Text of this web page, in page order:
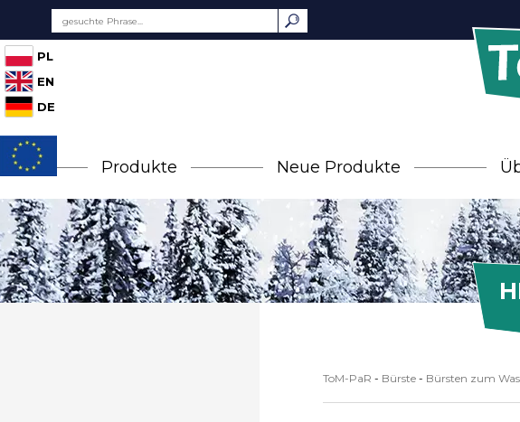
PL
EN
DE
Produkte Neue Produkte
ToM-PaR - Bürste - Bürsten zum